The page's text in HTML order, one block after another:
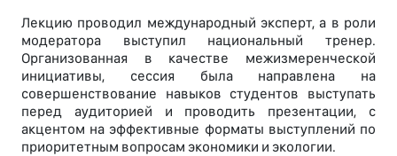
Лекцию проводил международный эксперт, а в роли
модератора выступил национальный тренер.
Организованная в качестве межизмеренческой
инициативы, сессия была направлена на
совершенствование навыков студентов выступать
перед аудиторией и проводить презентации, с
акцентом на эффективные форматы выступлений по
приоритетным вопросам экономики и экологии.